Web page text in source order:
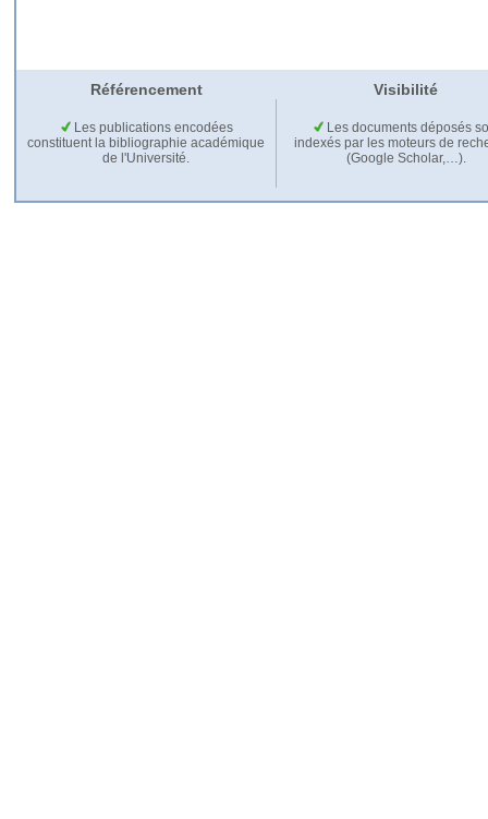
Référencement Visibilité
Les publications encodées
constituent la bibliographie académique
de l'Université.
Les documents déposés
indexés par les moteurs de
(Google Scholar,…).